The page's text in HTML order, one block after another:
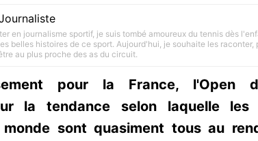
en journalisme sportif, je suis tombé amoureux du tennis dès
belles histoires de ce sport. Aujourd'hui, je souhaite les raconter,
au plus proche des as du circuit.
pour la France, l'Open
la tendance selon laquelle les
sont quasiment tous au